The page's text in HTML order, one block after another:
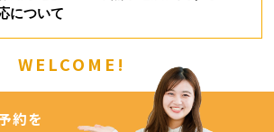
について
WELCOME!
約を